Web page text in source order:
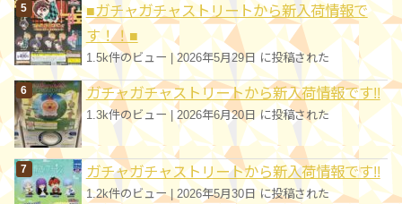
■ガチャガチャストリートから新入荷情報で
す！！■
1.5k件のビュー |2026年5月29日 に投稿された
ガチャガチャストリートから新入荷情報です!!
1.3k件のビュー| 2026年6月20日 に投稿された
ガチャガチャストリートから新入荷情報です!!
1.2k件のビュー| 2026年5月30日 に投稿された